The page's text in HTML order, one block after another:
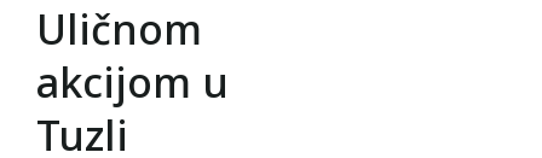
Uličnom
akcijom u
Tuzli